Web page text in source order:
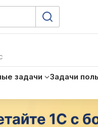
задачи Задачи